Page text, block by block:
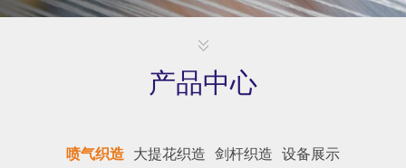
产品中心
喷气织造 大提花织造 剑杆织造 设备展示